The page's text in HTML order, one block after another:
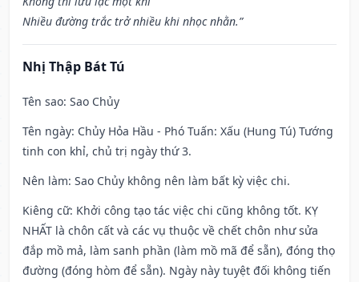
Nhiều đường trắc trở nhiều khi nhọc nhằn.”
Nhị Thập Bát Tú
Tên sao: Sao Chủy
Tên ngày: Chủy Hỏa Hầu - Phó Tuấn: Xấu (Hung Tú) Tướng
tinh con khỉ, chủ trị ngày thứ 3.
Nên làm: Sao Chủy không nên làm bất kỳ việc chi.
Kiêng cữ: Khởi công tạo tác việc chi cũng không tốt. KỴ
NHẤT là chôn cất và các vụ thuộc về chết chôn như sửa
đắp mồ mả, làm sanh phần (làm mồ mã để sẵn), đóng thọ
đường (đóng hòm để sẵn). Ngày này tuyệt đối không tiến